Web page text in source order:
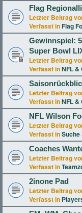
Flag
Letzter Beitrag
Verfasst in Flag
Gewinnspiel:
Super Bowl
Letzter Beitrag
Verfasst inNFL &
Letzter Beitrag
Verfasst inNFL &
NFL Wilson
Letzter Beitrag
Verfasst inSuche
Coaches
Letzter Beitrag
Verfasst in
2inone Pad
Letzter Beitrag
Verfasst in